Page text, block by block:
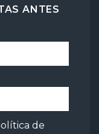
ANTES
de